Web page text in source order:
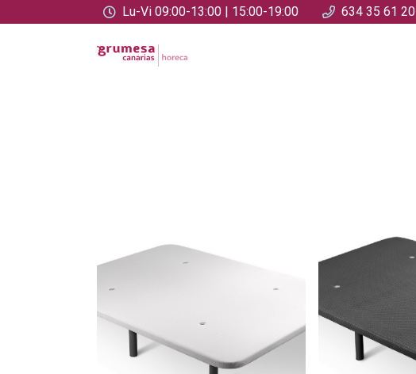
Lu-Vi 09:00-13:00 | 15:00-19:00 634 35 61 20